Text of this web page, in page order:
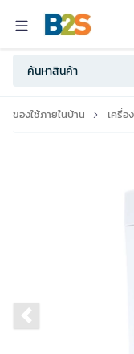
ของใช้ภายในบ้าน เครื่อ
Previous